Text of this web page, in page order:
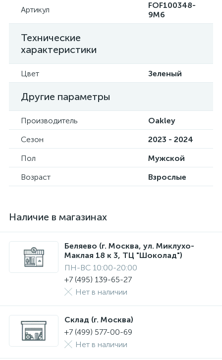
Артикул
FOF100348-
9M6
Технические
характеристики
Цвет Зеленый
Другие параметры
Производитель
Oakley
Сезон
2023 - 2024
Пол
Мужской
Возраст
Взрослые
Наличие в магазинах
Беляево (г. Москва, ул. Миклухо-
Маклая 18 к 3, ТЦ "Шоколад")
ПН-ВС 10:00-20:00
+7 (495) 139-65-27
Нет в наличии
Склад (г. Москва)
+7 (499) 577-00-69
Нет в наличии